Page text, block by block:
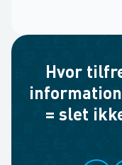
Hvor
= slet